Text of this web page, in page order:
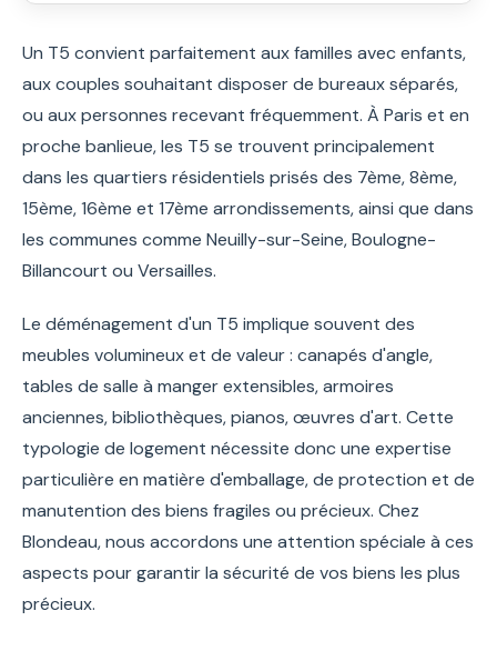
Un T5 convient parfaitement aux familles avec enfants,
aux couples souhaitant disposer de bureaux séparés,
ou aux personnes recevant fréquemment. À Paris et en
proche banlieue, les T5 se trouvent principalement
dans les quartiers résidentiels prisés des 7ème, 8ème,
15ème, 16ème et 17ème arrondissements, ainsi que dans
les communes comme Neuilly-sur-Seine, Boulogne-
Billancourt ou Versailles.
Le déménagement d'un T5 implique souvent des
meubles volumineux et de valeur : canapés d'angle,
tables de salle à manger extensibles, armoires
anciennes, bibliothèques, pianos, œuvres d'art. Cette
typologie de logement nécessite donc une expertise
particulière en matière d'emballage, de protection et de
manutention des biens fragiles ou précieux. Chez
Blondeau, nous accordons une attention spéciale à ces
aspects pour garantir la sécurité de vos biens les plus
précieux.